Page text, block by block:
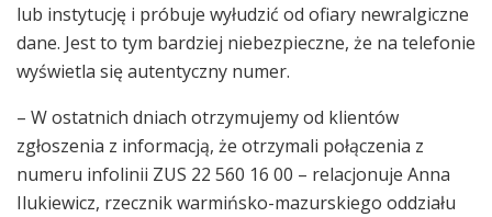
lub instytucję i próbuje wyłudzić od ofiary newralgiczne
dane. Jest to tym bardziej niebezpieczne, że na telefonie
wyświetla się autentyczny numer.
– W ostatnich dniach otrzymujemy od klientów
zgłoszenia z informacją, że otrzymali połączenia z
numeru infolinii ZUS 22 560 16 00 – relacjonuje Anna
Ilukiewicz, rzecznik warmińsko-mazurskiego oddziału